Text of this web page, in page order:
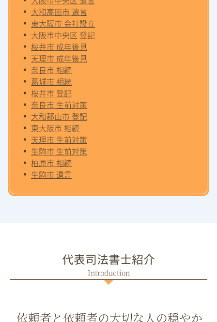
大和高田市 遺言
東大阪市 会社設立
大阪市中央区 登記
桜井市 成年後見
天理市 成年後見
奈良市 相続
葛城市 相続
桜井市 登記
奈良市 生前対策
大和郡山市 登記
東大阪市 相続
天理市 生前対策
生駒市 生前対策
柏原市 相続
生駒市 遺言
代表司法書士紹介
依頼者と依頼者の大切な人の穏やか